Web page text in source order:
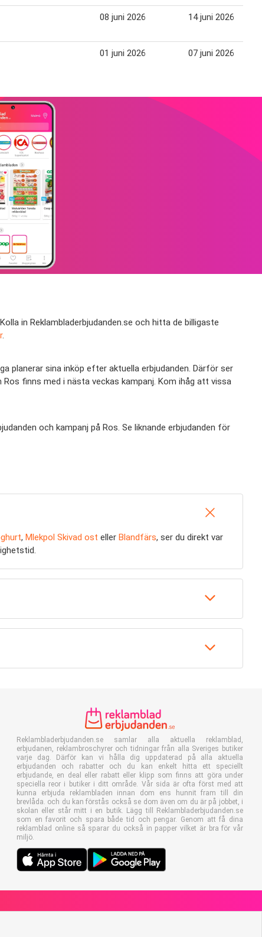
08 juni 2026 14 juni 2026
01 juni 2026 07 juni 2026
in Reklambladerbjudanden.se och hitta de billigaste
.
planerar sina inköp efter aktuella erbjudanden. Därför ser
finns med i nästa veckas kampanj. Kom ihåg att vissa
och kampanj på Ros. Se liknande erbjudanden för
, Mlekpol Skivad ost eller Blandfärs, ser du direkt var
Reklambladerbjudanden.se samlar alla aktuella reklamblad,
erbjudanen, reklambroschyrer och tidningar från alla Sveriges butiker
varje dag. Därför kan vi hålla dig uppdaterad på alla aktuella
erbjudanden och rabatter och du kan enkelt hitta ett speciellt
erbjudande, en deal eller rabatt eller klipp som finns att göra under
speciella reor i butiker i ditt område. Vår sida är ofta först med att
kunna erbjuda reklambladen innan dom ens hunnit fram till din
brevlåda. och du kan förstås också se dom även om du är på jobbet, i
skolan eller står mitt i en butik. Lägg till Reklambladerbjudanden.se
som en favorit och spara både tid och pengar. Genom att få dina
reklamblad online så sparar du också in papper vilket är bra för vår
miljö.